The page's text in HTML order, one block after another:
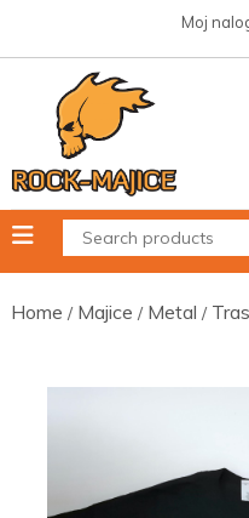
content
Moj
Home / Majice / Metal /